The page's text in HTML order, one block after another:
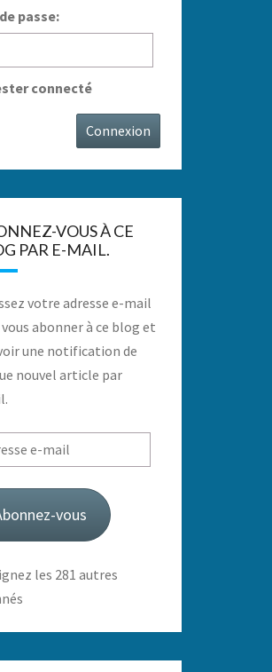
passe:
connecté
Connexion
VOUS À CE
PAR E-MAIL.
votre adresse e-mail
abonner à ce blog et
une notification de
nouvel article par
vous
les 281 autres